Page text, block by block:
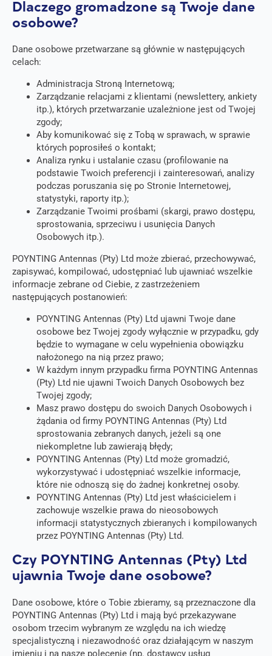
Dlaczego gromadzone są Twoje dane
osobowe?
Dane osobowe przetwarzane są głównie w następujących
celach:
Administracja Stroną Internetową;
Zarządzanie relacjami z klientami (newslettery, ankiety
itp.), których przetwarzanie uzależnione jest od Twojej
zgody;
Aby komunikować się z Tobą w sprawach, w sprawie
których poprosiłeś o kontakt;
Analiza rynku i ustalanie czasu (profilowanie na
podstawie Twoich preferencji i zainteresowań, analizy
podczas poruszania się po Stronie Internetowej,
statystyki, raporty itp.);
Zarządzanie Twoimi prośbami (skargi, prawo dostępu,
sprostowania, sprzeciwu i usunięcia Danych
Osobowych itp.).
POYNTING Antennas (Pty) Ltd może zbierać, przechowywać,
zapisywać, kompilować, udostępniać lub ujawniać wszelkie
informacje zebrane od Ciebie, z zastrzeżeniem
następujących postanowień:
POYNTING Antennas (Pty) Ltd ujawni Twoje dane
osobowe bez Twojej zgody wyłącznie w przypadku, gdy
będzie to wymagane w celu wypełnienia obowiązku
nałożonego na nią przez prawo;
W każdym innym przypadku firma POYNTING Antennas
(Pty) Ltd nie ujawni Twoich Danych Osobowych bez
Twojej zgody;
Masz prawo dostępu do swoich Danych Osobowych i
żądania od firmy POYNTING Antennas (Pty) Ltd
sprostowania zebranych danych, jeżeli są one
niekompletne lub zawierają błędy;
POYNTING Antennas (Pty) Ltd może gromadzić,
wykorzystywać i udostępniać wszelkie informacje,
które nie odnoszą się do żadnej konkretnej osoby.
POYNTING Antennas (Pty) Ltd jest właścicielem i
zachowuje wszelkie prawa do nieosobowych
informacji statystycznych zbieranych i kompilowanych
przez POYNTING Antennas (Pty) Ltd.
Czy POYNTING Antennas (Pty) Ltd
ujawnia Twoje dane osobowe?
Dane osobowe, które o Tobie zbieramy, są przeznaczone dla
POYNTING Antennas (Pty) Ltd i mają być przekazywane
osobom trzecim wybranym ze względu na ich wiedzę
specjalistyczną i niezawodność oraz działającym w naszym
imieniu i na nasze polecenie (np. dostawcy usług